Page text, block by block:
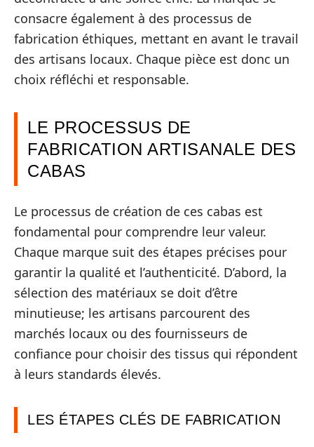
consacre également à des processus de
fabrication éthiques, mettant en avant le travail
des artisans locaux. Chaque pièce est donc un
choix réfléchi et responsable.
LE PROCESSUS DE
FABRICATION ARTISANALE DES
CABAS
Le processus de création de ces cabas est
fondamental pour comprendre leur valeur.
Chaque marque suit des étapes précises pour
garantir la qualité et l’authenticité. D’abord, la
sélection des matériaux se doit d’être
minutieuse; les artisans parcourent des
marchés locaux ou des fournisseurs de
confiance pour choisir des tissus qui répondent
à leurs standards élevés.
LES ÉTAPES CLÉS DE FABRICATION